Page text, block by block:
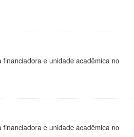
e unidade acadêmica no
e unidade acadêmica no